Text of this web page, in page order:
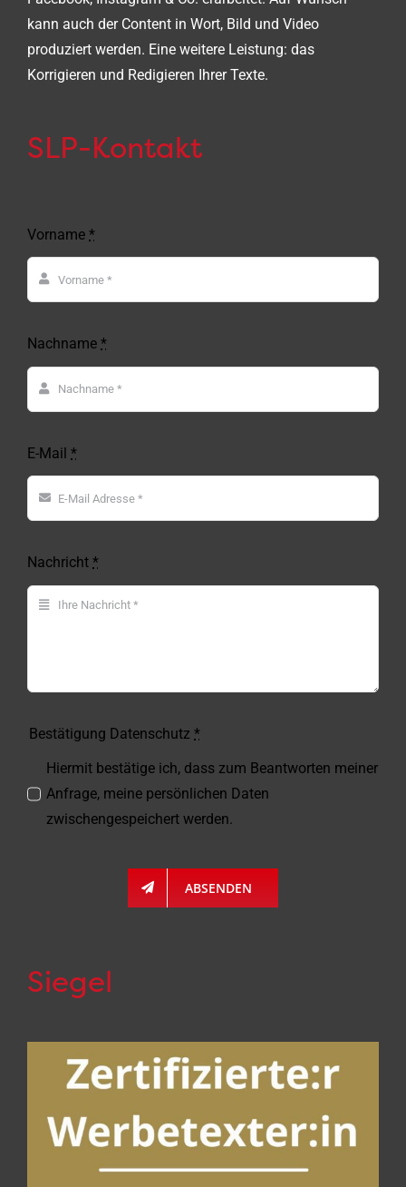
kann auch der Content in Wort, Bild und Video
produziert werden. Eine weitere Leistung: das
Korrigieren und Redigieren Ihrer Texte.
SLP-Kontakt
Vorname *
Nachname *
E-Mail *
Nachricht *
Bestätigung Datenschutz *
Hiermit bestätige ich, dass zum Beantworten meiner
Anfrage, meine persönlichen Daten
zwischengespeichert werden.
ABSENDEN
Siegel